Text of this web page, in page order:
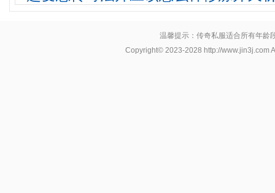
温馨提示：传奇私服适合所有年龄
Copyright© 2023-2028 http://www.jin3j.com